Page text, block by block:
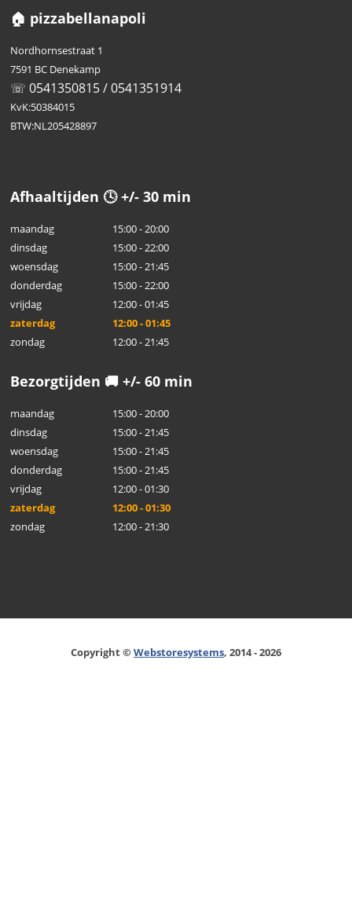
🏠 pizzabellanapoli
Nordhornsestraat 1
7591 BC Denekamp
☏ 0541350815 / 0541351914
KvK:50384015
BTW:NL205428897
Afhaaltijden 🕓 +/- 30 min
maandag
15:00 - 20:00
dinsdag
15:00 - 22:00
woensdag
15:00 - 21:45
donderdag
15:00 - 22:00
vrijdag
12:00 - 01:45
zaterdag
12:00 - 01:45
zondag
12:00 - 21:45
Bezorgtijden 🚚 +/- 60 min
maandag
15:00 - 20:00
dinsdag
15:00 - 21:45
woensdag
15:00 - 21:45
donderdag
15:00 - 21:45
vrijdag
12:00 - 01:30
zaterdag
12:00 - 01:30
zondag
12:00 - 21:30
Copyright ©Webstoresystems, 2014 - 2026